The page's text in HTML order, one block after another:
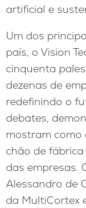
artificial e
Um dos
país, o Vision
cinquenta
dezenas de
redefinindo o
debates,
mostram como
chão de
das empresas.
Alessandro de
da MultiCortex